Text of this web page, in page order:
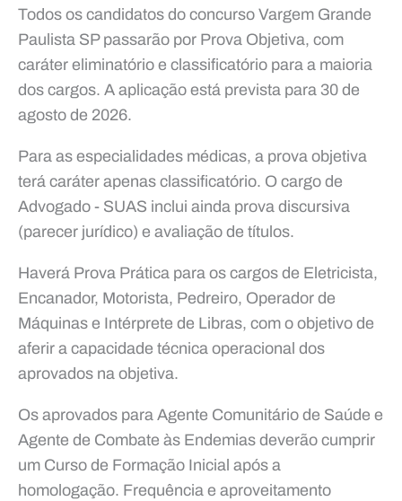
Todos os candidatos do concurso Vargem Grande
Paulista SP passarão por Prova Objetiva, com
caráter eliminatório e classificatório para a maioria
dos cargos. A aplicação está prevista para 30 de
agosto de 2026.
Para as especialidades médicas, a prova objetiva
terá caráter apenas classificatório. O cargo de
Advogado - SUAS inclui ainda prova discursiva
(parecer jurídico) e avaliação de títulos.
Haverá Prova Prática para os cargos de Eletricista,
Encanador, Motorista, Pedreiro, Operador de
Máquinas e Intérprete de Libras, com o objetivo de
aferir a capacidade técnica operacional dos
aprovados na objetiva.
Os aprovados para Agente Comunitário de Saúde e
Agente de Combate às Endemias deverão cumprir
um Curso de Formação Inicial após a
homologação. Frequência e aproveitamento